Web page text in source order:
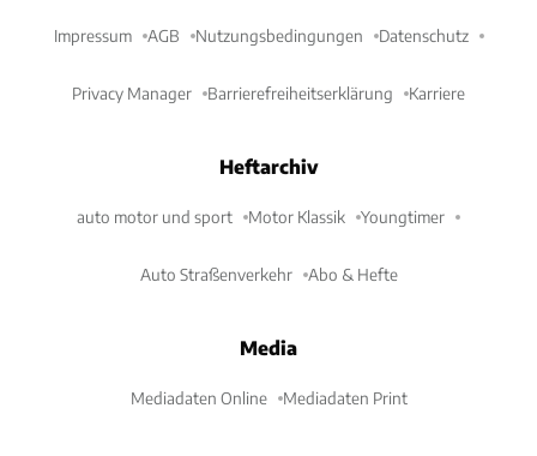
Impressum AGB Nutzungsbedingungen Datenschutz
Privacy Manager Barrierefreiheitserklärung Karriere
Heftarchiv
auto motor und sport Motor Klassik Youngtimer
Auto Straßenverkehr Abo & Hefte
Media
Mediadaten Online Mediadaten Print